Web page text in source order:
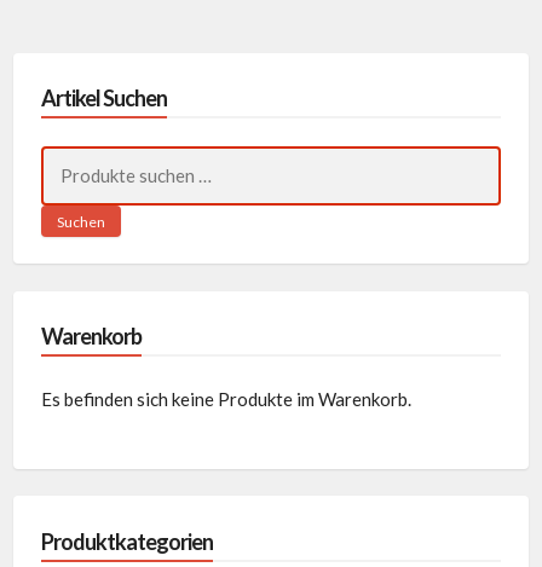
Artikel Suchen
nach:
Suchen
Warenkorb
Es befinden sich keine Produkte im Warenkorb.
Produktkategorien